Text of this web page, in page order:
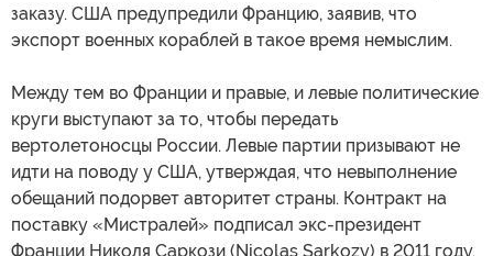
заказу. США предупредили Францию, заявив, что
экспорт военных кораблей в такое время немыслим.
Между тем во Франции и правые, и левые политические
круги выступают за то, чтобы передать
вертолетоносцы России. Левые партии призывают не
идти на поводу у США, утверждая, что невыполнение
обещаний подорвет авторитет страны. Контракт на
поставку «Мистралей» подписал экс-президент
Франции Николя Саркози (Nicolas Sarkozy) в 2011 году.